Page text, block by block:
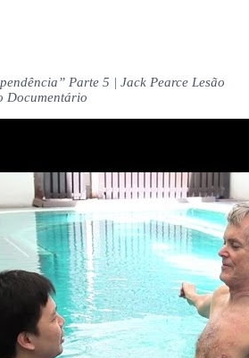
Parte 5 | Jack Pearce Lesão
Documentário